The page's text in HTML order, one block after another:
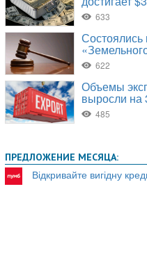
ПРЕДЛОЖЕНИЕ МЕСЯЦА:
Відкривайте вигідну